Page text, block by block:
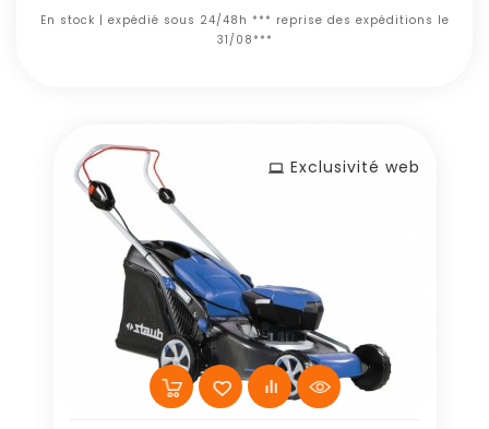
En stock | expédié sous 24/48h *** reprise des expéditions le
31/08***
Exclusivité web